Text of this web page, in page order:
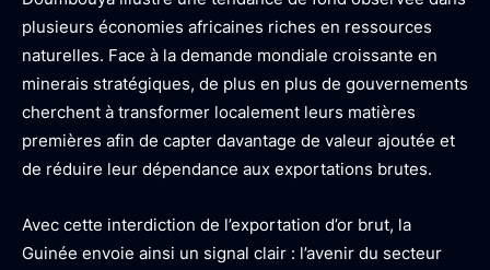
plusieurs économies africaines riches en ressources
naturelles. Face à la demande mondiale croissante en
minerais stratégiques, de plus en plus de gouvernements
cherchent à transformer localement leurs matières
premières afin de capter davantage de valeur ajoutée et
de réduire leur dépendance aux exportations brutes.
Avec cette interdiction de l’exportation d’or brut, la
Guinée envoie ainsi un signal clair : l’avenir du secteur